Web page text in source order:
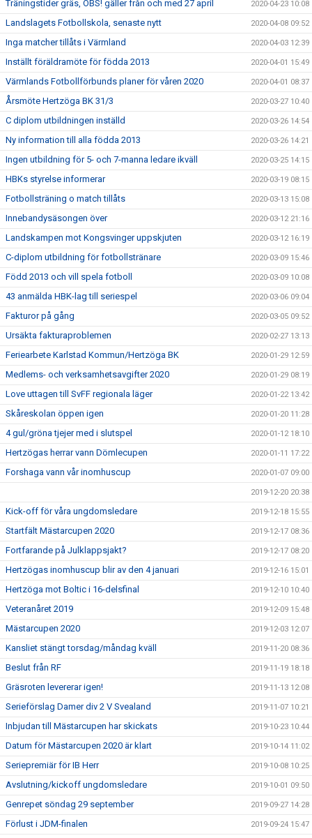
Träningstider gräs, OBS! gäller från och med 27 april 2020-04-23 10:08
Landslagets Fotbollskola, senaste nytt 2020-04-08 09:52
Inga matcher tillåts i Värmland 2020-04-03 12:39
Inställt föräldramöte för födda 2013 2020-04-01 15:49
Värmlands Fotbollförbunds planer för våren 2020 2020-04-01 08:37
Årsmöte Hertzöga BK 31/3 2020-03-27 10:40
C diplom utbildningen inställd 2020-03-26 14:54
Ny information till alla födda 2013 2020-03-26 14:21
Ingen utbildning för 5- och 7-manna ledare ikväll 2020-03-25 14:15
HBKs styrelse informerar 2020-03-19 08:15
Fotbollsträning o match tillåts 2020-03-13 15:08
Innebandysäsongen över 2020-03-12 21:16
Landskampen mot Kongsvinger uppskjuten 2020-03-12 16:19
C-diplom utbildning för fotbollstränare 2020-03-09 15:46
Född 2013 och vill spela fotboll 2020-03-09 10:08
43 anmälda HBK-lag till seriespel 2020-03-06 09:04
Fakturor på gång 2020-03-05 09:52
Ursäkta fakturaproblemen 2020-02-27 13:13
Feriearbete Karlstad Kommun/Hertzöga BK 2020-01-29 12:59
Medlems- och verksamhetsavgifter 2020 2020-01-29 08:19
Love uttagen till SvFF regionala läger 2020-01-22 13:42
Skåreskolan öppen igen 2020-01-20 11:28
4 gul/gröna tjejer med i slutspel 2020-01-12 18:10
Hertzögas herrar vann Dömlecupen 2020-01-11 17:22
Forshaga vann vår inomhuscup 2020-01-07 09:00
2019-12-20 20:38
Kick-off för våra ungdomsledare 2019-12-18 15:55
Startfält Mästarcupen 2020 2019-12-17 08:36
Fortfarande på Julklappsjakt? 2019-12-17 08:20
Hertzögas inomhuscup blir av den 4 januari 2019-12-16 15:01
Hertzöga mot Boltic i 16-delsfinal 2019-12-10 10:40
Veteranåret 2019 2019-12-09 15:48
Mästarcupen 2020 2019-12-03 12:07
Kansliet stängt torsdag/måndag kväll 2019-11-20 08:36
Beslut från RF 2019-11-19 18:18
Gräsroten levererar igen! 2019-11-13 12:08
Serieförslag Damer div 2 V Svealand 2019-11-07 10:21
Inbjudan till Mästarcupen har skickats 2019-10-23 10:44
Datum för Mästarcupen 2020 är klart 2019-10-14 11:02
Seriepremiär för IB Herr 2019-10-08 10:25
Avslutning/kickoff ungdomsledare 2019-10-01 09:50
Genrepet söndag 29 september 2019-09-27 14:28
Förlust i JDM-finalen 2019-09-24 15:47